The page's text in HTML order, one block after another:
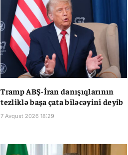
Tramp ABŞ-İran danışıqlarının
tezliklə başa çata biləcəyini deyib
7 Avqust 2026 18:29